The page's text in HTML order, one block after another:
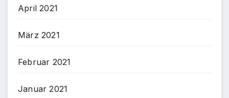
April 2021
März 2021
Februar 2021
Januar 2021